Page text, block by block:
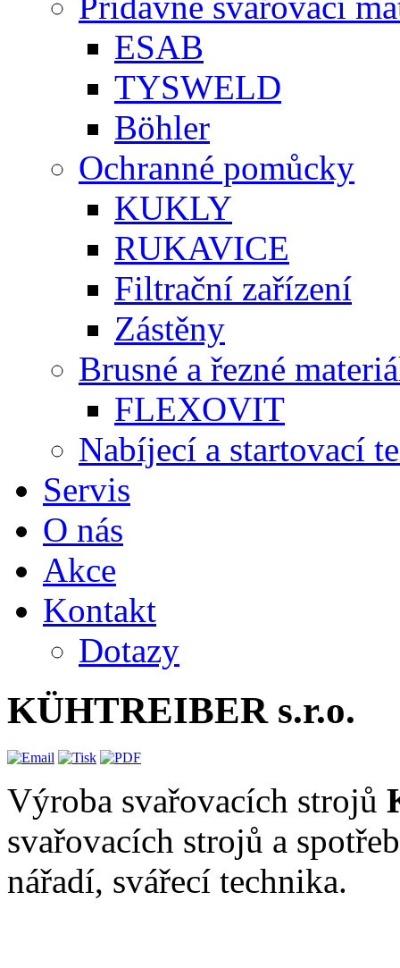
ESAB
TYSWELD
Böhler
Ochranné pomůcky
KUKLY
RUKAVICE
Filtrační zařízení
Zástěny
Brusné a řezné
FLEXOVIT
Nabíjecí a startovací
Servis
O nás
Akce
Kontakt
Dotazy
KÜHTREIBER s.r.o.
Výroba svařovacích strojů
svařovacích strojů a
nářadí, svářecí technika.